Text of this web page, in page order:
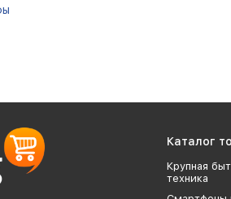
Каталог
Крупная
техника